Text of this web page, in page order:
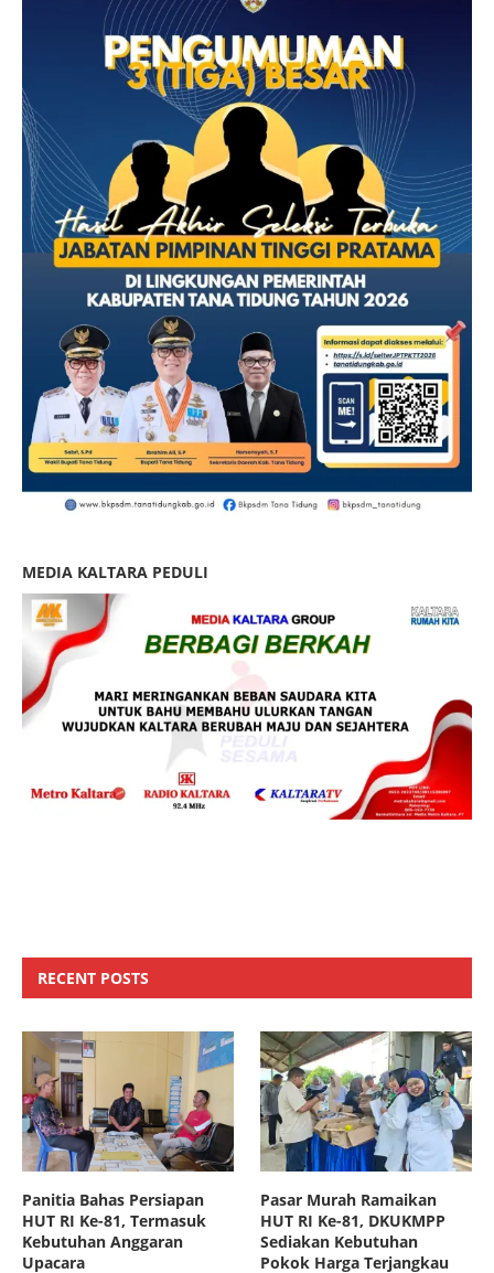
MEDIA KALTARA PEDULI
RECENT POSTS
Panitia Bahas Persiapan
HUT RI Ke-81, Termasuk
Kebutuhan Anggaran
Upacara
Pasar Murah Ramaikan
HUT RI Ke-81, DKUKMPP
Sediakan Kebutuhan
Pokok Harga Terjangkau